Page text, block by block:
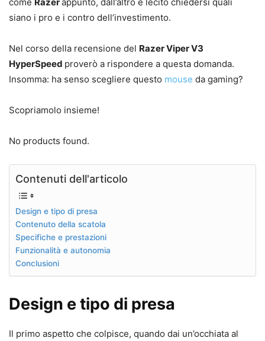
siano i pro e i contro dell’investimento.
Nel corso della recensione del Razer Viper V3
HyperSpeed proverò a rispondere a questa domanda.
Insomma: ha senso scegliere questo mouse da gaming?
Scopriamolo insieme!
No products found.
Contenuti dell'articolo
Design e tipo di presa
Contenuto della scatola
Specifiche e prestazioni
Funzionalità e autonomia
Conclusioni
Design e tipo di presa
Il primo aspetto che colpisce, quando dai un’occhiata al